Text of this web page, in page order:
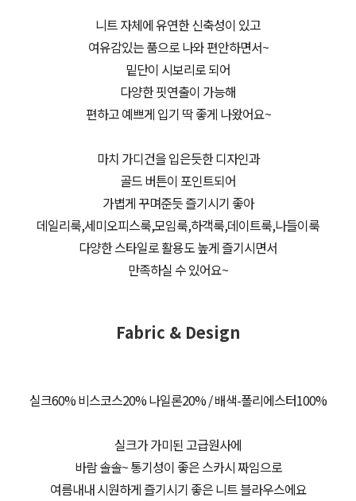
니트 자체에 유연한 신축성이 있고
여유감있는 품으로 나와 편안하면서~
밑단이 시보리로 되어
다양한 핏연출이 가능해
편하고 예쁘게 입기 딱 좋게 나왔어요~
마치 가디건을 입은듯한 디자인과
골드 버튼이 포인트되어
가볍게 꾸며준듯 즐기시기 좋아
데일리룩,세미오피스룩,모임룩,하객룩,데이트룩,나들이룩
다양한 스타일로 활용도 높게 즐기시면서
만족하실 수 있어요~
Fabric & Design
실크60% 비스코스20% 나일론20% / 배색-폴리에스터100%
실크가 가미된 고급원사에
바람 솔솔~ 통기성이 좋은 스카시 짜임으로
여름내내 시원하게 즐기시기 좋은 니트 블라우스에요